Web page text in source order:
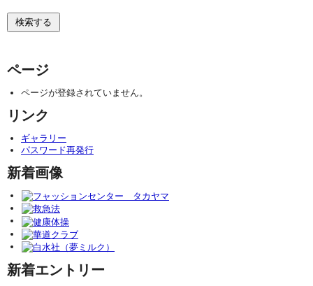
ページ
ページが登録されていません。
リンク
ギャラリー
パスワード再発行
新着画像
新着エントリー